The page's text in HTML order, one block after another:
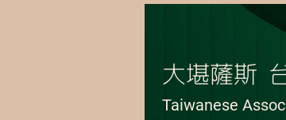
大堪薩斯
Taiwanese